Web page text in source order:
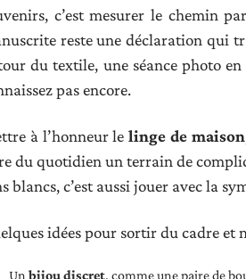
c’est mesurer le chemin
reste une déclaration qui
du textile, une séance photo
pas encore.
à l’honneur lelinge de maison
du quotidien un terrain de
blancs, c’est aussi jouer avec la
idées pour sortir du cadre et
Un bijou discret, comme une paire de